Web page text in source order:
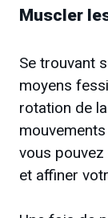
Muscler
Se trouvant
moyens
rotation de
vous pouvez
et affiner